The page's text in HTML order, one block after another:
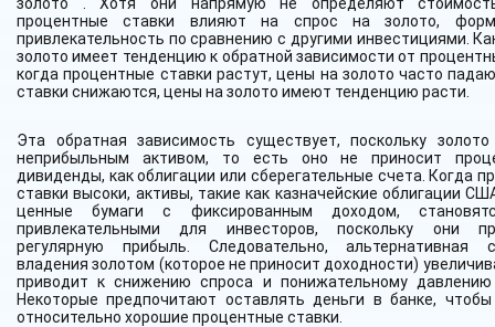
процентные ставки влияют на спрос на золото,
привлекательность по сравнению с другими инвестициями.
золото имеет тенденцию к обратной зависимости от
когда процентные ставки растут, цены на золото часто
ставки снижаются, цены на золото имеют тенденцию расти.
Эта обратная зависимость существует, поскольку золото
неприбыльным активом, то есть оно не приносит
дивиденды, как облигации или сберегательные счета. Когда
ставки высоки, активы, такие как казначейские облигации
ценные бумаги с фиксированным доходом,
привлекательными для инвесторов, поскольку они
регулярную прибыль. Следовательно, альтернативная
владения золотом (которое не приносит доходности)
приводит к снижению спроса и понижательному
Некоторые предпочитают оставлять деньги в банке, чтобы
относительно хорошие процентные ставки.